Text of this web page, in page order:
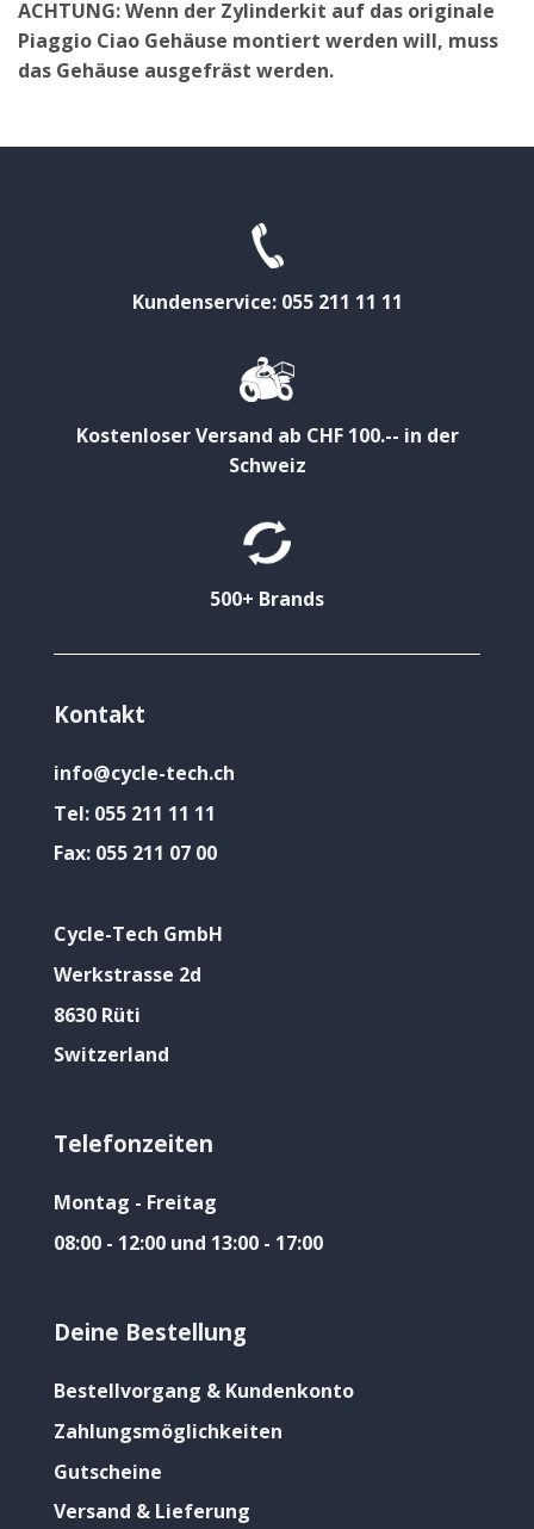
ACHTUNG: Wenn der Zylinderkit auf das originale
Piaggio Ciao Gehäuse montiert werden will, muss
das Gehäuse ausgefräst werden.
Kundenservice: 055 211 11 11
Kostenloser Versand ab CHF 100.-- in der
Schweiz
500+ Brands
Kontakt
info@cycle-tech.ch
Tel: 055 211 11 11
Fax: 055 211 07 00
Cycle-Tech GmbH
Werkstrasse 2d
8630 Rüti
Switzerland
Telefonzeiten
Montag - Freitag
08:00 - 12:00 und 13:00 - 17:00
Deine Bestellung
Bestellvorgang & Kundenkonto
Zahlungsmöglichkeiten
Gutscheine
Versand & Lieferung